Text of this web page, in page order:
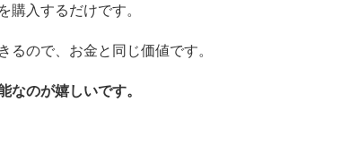
購入するだけです。
ので、お金と同じ価値です。
なのが嬉しいです。